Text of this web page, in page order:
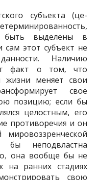
субъекта (це­
быть выделены в
этот субъект не
Наличию
факт о том, что
жизни меняет свои
свое
позицию; если бы
целостным, его
противоречия и он
бы непод­властна
она вообще бы не
на ранних стадиях
свою